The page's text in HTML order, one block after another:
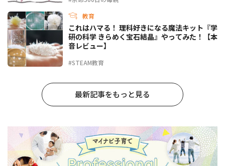
教育
#STEAM教育
これはハマる！ 理科好きになる魔法キット『学
研の科学 きらめく宝石結晶』やってみた！【本
音レビュー】
最新記事をもっと見る